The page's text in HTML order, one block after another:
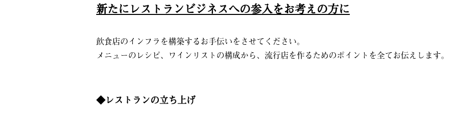
新たにレストランビジネスへの参入をお考えの方に
飲食店のインフラを構築するお手伝いをさせてください。
メニューのレシピ、ワインリストの構成から、流行店を作るためのポイントを全てお伝えします。
◆レストランの立ち上げ